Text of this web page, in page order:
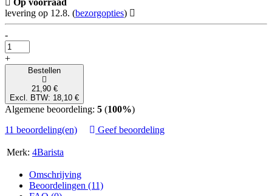
levering op 12.8. (bezorgopties)
-
+
Bestellen
21,90 €
Excl. BTW: 18,10 €
Algemene beoordeling: 5 (100%)
11 beoordeling(en)
Geef beoordeling
Merk: 4Barista
Omschrijving
Beoordelingen (11)